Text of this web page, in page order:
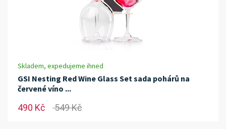
Skladem, expedujeme ihned
GSI Nesting Red Wine Glass Set sada pohárů na
červené víno ...
490 Kč 549 Kč